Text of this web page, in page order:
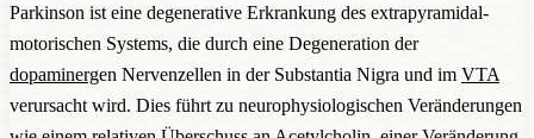
Parkinson ist eine degenerative Erkrankung des extrapyramidal-
motorischen Systems, die durch eine Degeneration der
dopaminergen Nervenzellen in der Substantia Nigra und im VTA
verursacht wird. Dies führt zu neurophysiologischen Veränderungen